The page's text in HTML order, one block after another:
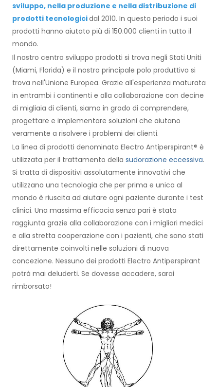
sviluppo, nella produzione e nella distribuzione di
prodotti tecnologicidal 2010. In questo periodo i suoi
prodotti hanno aiutato più di 150.000 clienti in tutto il
mondo.
Il nostro centro sviluppo prodotti si trova negli Stati Uniti
(Miami, Florida) e il nostro principale polo produttivo si
trova nell'Unione Europea. Grazie all'esperienza maturata
in entrambi i continenti e alla collaborazione con decine
di migliaia di clienti, siamo in grado di comprendere,
progettare e implementare soluzioni che aiutano
veramente a risolvere i problemi dei clienti.
La linea di prodotti denominata Electro Antiperspirant® è
utilizzata per il trattamento della sudorazione eccessiva.
Si tratta di dispositivi assolutamente innovativi che
utilizzano una tecnologia che per prima e unica al
mondo è riuscita ad aiutare ogni paziente durante i test
clinici. Una massima efficacia senza pari è stata
raggiunta grazie alla collaborazione con i migliori medici
e alla stretta cooperazione con i pazienti, che sono stati
direttamente coinvolti nelle soluzioni di nuova
concezione. Nessuno dei prodotti Electro Antiperspirant
potrà mai deluderti. Se dovesse accadere, sarai
rimborsato!